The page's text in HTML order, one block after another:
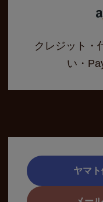
クレジット・
い・
ヤマ